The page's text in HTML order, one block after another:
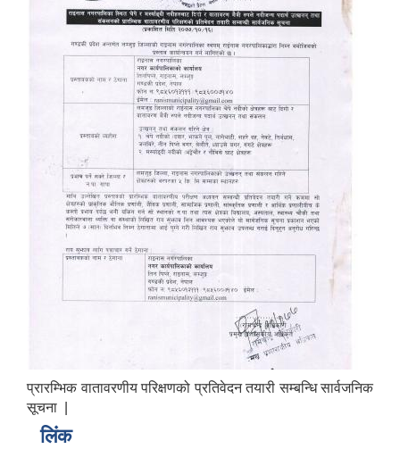
प्रारम्भिक वातावरणीय परिक्षणको प्रतिवेदन तयारी सम्बन्धि सार्वजनिक
सूचना |
लिंक